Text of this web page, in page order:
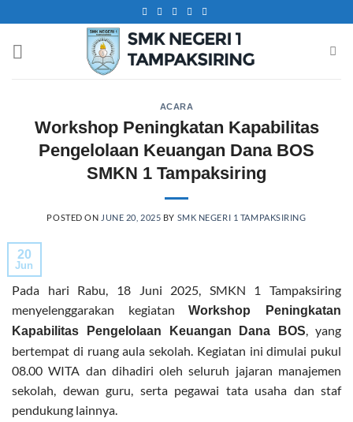
to
content
ACARA
Workshop Peningkatan Kapabilitas
Pengelolaan Keuangan Dana BOS
SMKN 1 Tampaksiring
POSTED ON JUNE 20, 2025 BY SMK NEGERI 1 TAMPAKSIRING
20
Jun
Pada hari Rabu, 18 Juni 2025, SMKN 1 Tampaksiring
menyelenggarakan kegiatanWorkshop Peningkatan
Kapabilitas Pengelolaan Keuangan Dana BOS
, yang
bertempat di ruang aula sekolah. Kegiatan ini dimulai pukul
08.00 WITA dan dihadiri oleh seluruh jajaran manajemen
sekolah, dewan guru, serta pegawai tata usaha dan staf
pendukung lainnya.